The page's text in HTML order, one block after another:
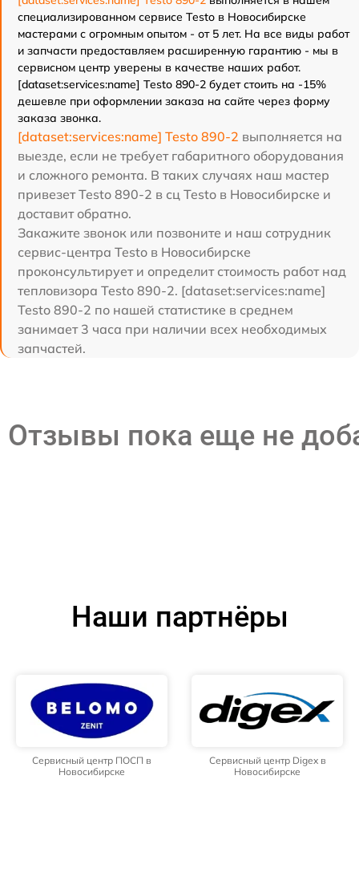
специализированном сервисе Testo в Новосибирске
мастерами с огромным опытом - от 5 лет. На все виды работ
и запчасти предоставляем расширенную гарантию - мы в
сервисном центр уверены в качестве наших работ.
[dataset:services:name] Testo 890-2 будет стоить на -15%
дешевле при оформлении заказа на сайте через форму
заказа звонка.
[dataset:services:name] Testo 890-2 выполняется на
выезде, если не требует габаритного оборудования
и сложного ремонта. В таких случаях наш мастер
привезет Testo 890-2 в сц Testo в Новосибирске и
доставит обратно.
Закажите звонок или позвоните и наш сотрудник
сервис-центра Testo в Новосибирске
проконсультирует и определит стоимость работ над
тепловизора Testo 890-2. [dataset:services:name]
Testo 890-2 по нашей статистике в среднем
занимает 3 часа при наличии всех необходимых
запчастей.
Отзывы пока еще не
Наши партнёры
Сервисный центр ПОСП в
Новосибирске
Сервисный центр Digex в
Новосибирске